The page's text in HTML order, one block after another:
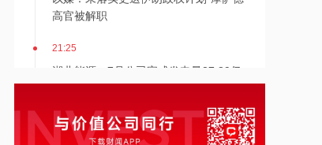
高官被解职
21:25
湖北能源：7月公司完成发电量37.89亿
千瓦时，同比减少12.66%
21:24
北京：非京籍家庭购房社保个税缴纳年